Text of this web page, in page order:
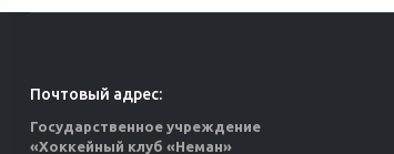
Почтовый адрес:
Государственное учреждение
«Хоккейный клуб «Неман»